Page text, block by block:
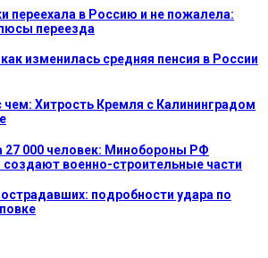
переехала в Россию и не пожалела:
переезда
изменилась средняя пенсия в России
чем: Хитрость Кремля с Калининградом
27 000 человек: Минобороны РФ
создают военно-строительные части
подробности удара по